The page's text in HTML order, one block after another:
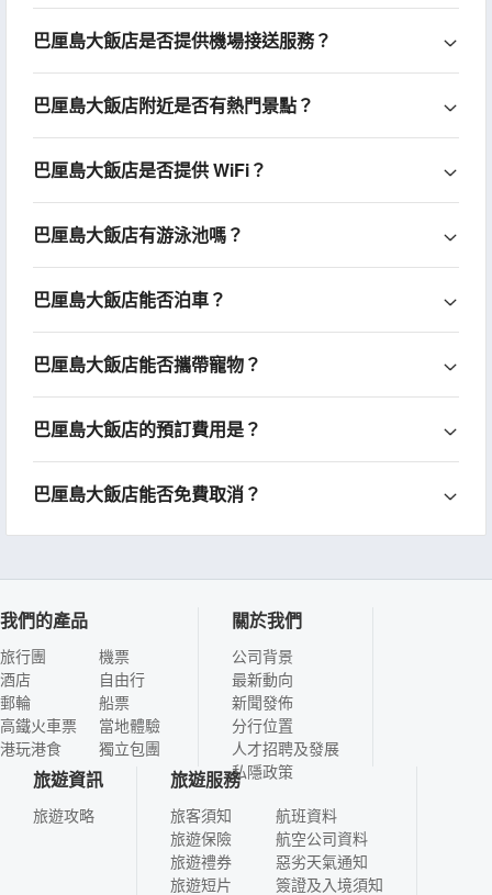
巴厘島大飯店是否提供機場接送服務？
巴厘島大飯店附近是否有熱門景點？
巴厘島大飯店是否提供 WiFi？
巴厘島大飯店有游泳池嗎？
巴厘島大飯店能否泊車？
巴厘島大飯店能否攜帶寵物？
巴厘島大飯店的預訂費用是？
巴厘島大飯店能否免費取消？
我們的產品
旅行團
酒店
郵輪
高鐵火車票
港玩港食
機票
自由行
船票
當地體驗
獨立包團
關於我們
公司背景
最新動向
新聞發佈
分行位置
人才招聘及發展
私隱政策
旅遊資訊
旅遊攻略
旅遊服務
旅客須知
旅遊保險
旅遊禮券
旅遊短片
航班資料
航空公司資料
惡劣天氣通知
簽證及入境須知